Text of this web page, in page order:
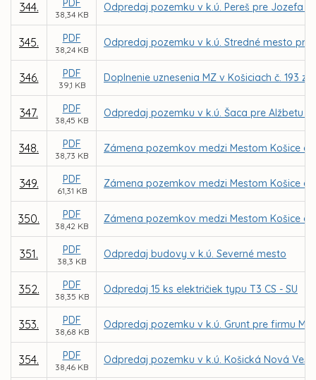
344. PDF
38,34 KB
Odpredaj pozemku v k.ú. Pereš pre Jozefa
345. PDF
38,24 KB
Odpredaj pozemku v k.ú. Stredné mesto pre
346. PDF
39,1 KB
Doplnenie uznesenia MZ v Košiciach č. 193
347. PDF
38,45 KB
Odpredaj pozemku v k.ú. Šaca pre Alžbetu
348. PDF
38,73 KB
Zámena pozemkov medzi Mestom Košice
349. PDF
61,31 KB
Zámena pozemkov medzi Mestom Košice
350. PDF
38,42 KB
Zámena pozemkov medzi Mestom Košice a
351. PDF
38,3 KB
Odpredaj budovy v k.ú. Severné mesto
352. PDF
38,35 KB
Odpredaj 15 ks električiek typu T3 CS - SU
353. PDF
38,68 KB
Odpredaj pozemku v k.ú. Grunt pre firmu
354. PDF
38,46 KB
Odpredaj pozemku v k.ú. Košická Nová Ves